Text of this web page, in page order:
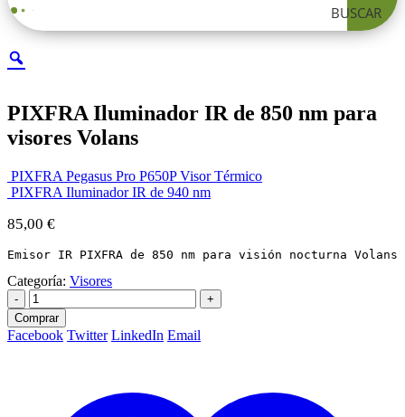
BUSCAR
PIXFRA Iluminador IR de 850 nm para
visores Volans
PIXFRA Pegasus Pro P650P Visor Térmico
PIXFRA Iluminador IR de 940 nm
85,00 €
Emisor IR PIXFRA de 850 nm para visión nocturna
Categoría: Visores
-
+
Comprar
Facebook Twitter LinkedIn Email